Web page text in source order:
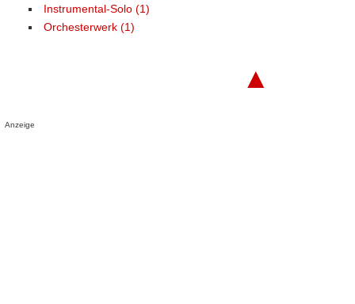
Instrumental-Solo (1)
Orchesterwerk (1)
▲
Anzeige